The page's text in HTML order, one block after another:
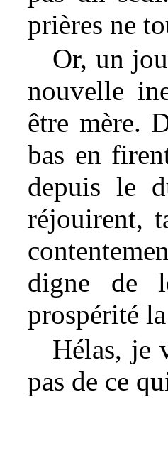
prières ne
Or, un
nouvelle
être mère.
bas en
depuis le
réjouirent,
digne de
prospérité
Hélas, je
pas de ce